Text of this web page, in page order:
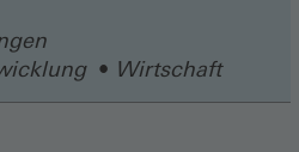
Wirtschaft